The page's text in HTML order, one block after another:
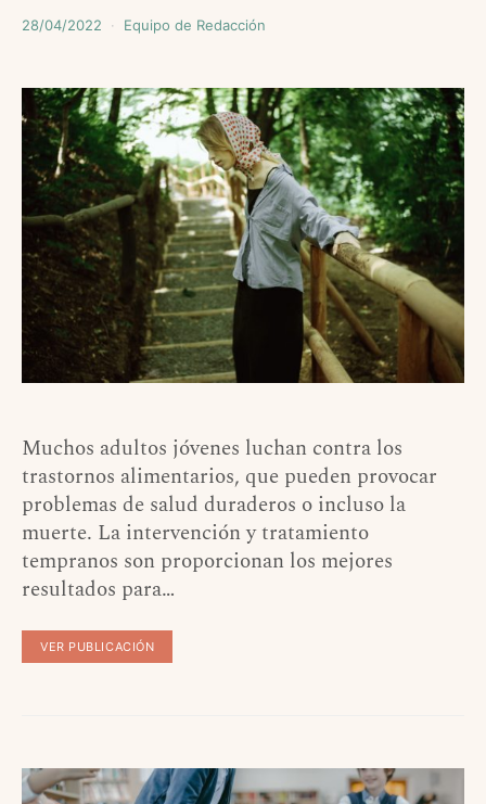
28/04/2022 Equipo de Redacción
Muchos adultos jóvenes luchan contra los
trastornos alimentarios, que pueden provocar
problemas de salud duraderos o incluso la
muerte. La intervención y tratamiento
tempranos son proporcionan los mejores
resultados para…
VER PUBLICACIÓN